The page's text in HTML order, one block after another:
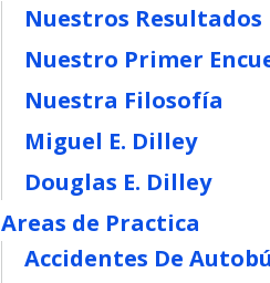
Nuestros Resultados
Nuestro Primer
Nuestra Filosofía
Miguel E. Dilley
Douglas E. Dilley
Areas de Practica
Accidentes De